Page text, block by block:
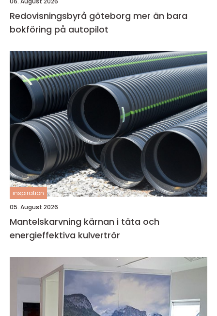
Redovisningsbyrå göteborg mer än bara
bokföring på autopilot
inspiration
05. August 2026
Mantelskarvning kärnan i täta och
energieffektiva kulvertrör